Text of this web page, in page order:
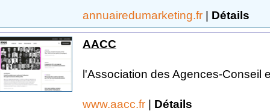
annuairedumarketing.fr | Détails
AACC
l'Association des Agences-Conseil
www.aacc.fr | Détails